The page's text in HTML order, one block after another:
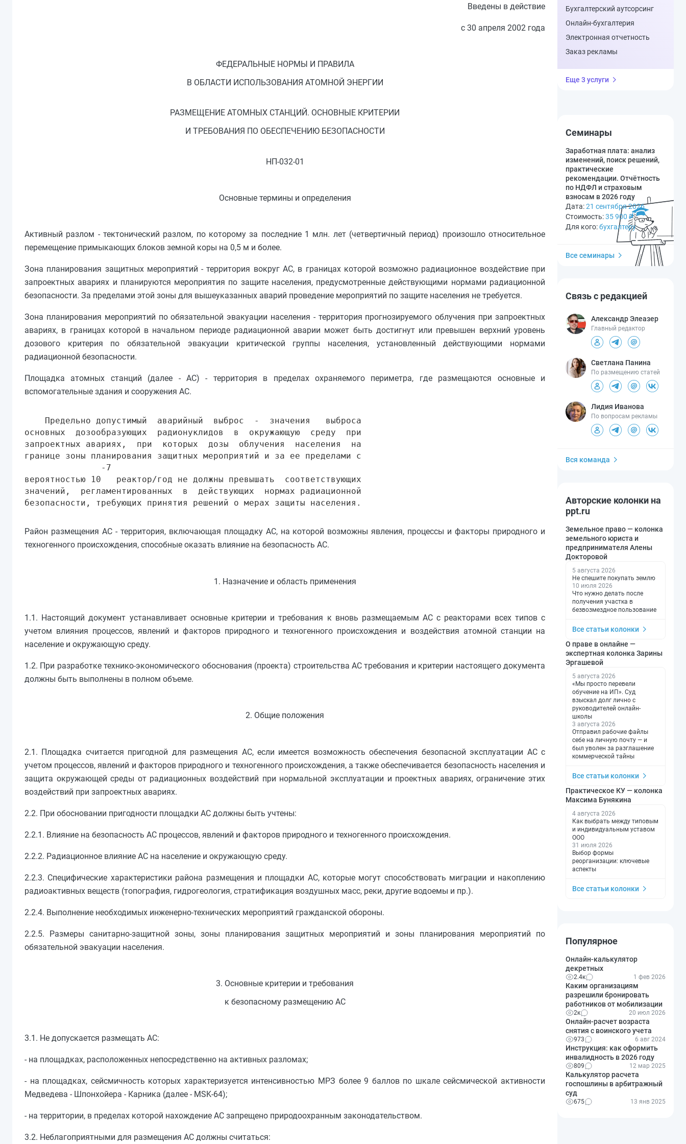
Введены в действие
с 30 апреля 2002 года
ФЕДЕРАЛЬНЫЕ НОРМЫ И ПРАВИЛА
В ОБЛАСТИ ИСПОЛЬЗОВАНИЯ АТОМНОЙ ЭНЕРГИИ
РАЗМЕЩЕНИЕ АТОМНЫХ СТАНЦИЙ. ОСНОВНЫЕ КРИТЕРИИ
И ТРЕБОВАНИЯ ПО ОБЕСПЕЧЕНИЮ БЕЗОПАСНОСТИ
НП-032-01
Основные термины и определения
Активный разлом - тектонический разлом, по которому за последние 1 млн. лет (четвертичный период) произошло относительное
перемещение примыкающих блоков земной коры на 0,5 м и более.
Зона планирования защитных мероприятий - территория вокруг АС, в границах которой возможно радиационное воздействие при
запроектных авариях и планируются мероприятия по защите населения, предусмотренные действующими нормами радиационной
безопасности. За пределами этой зоны для вышеуказанных аварий проведение мероприятий по защите населения не требуется.
Зона планирования мероприятий по обязательной эвакуации населения - территория прогнозируемого облучения при запроектных
авариях, в границах которой в начальном периоде радиационной аварии может быть достигнут или превышен верхний уровень
дозового критерия по обязательной эвакуации критической группы населения, установленный действующими нормами
радиационной безопасности.
Площадка атомных станций (далее - АС) - территория в пределах охраняемого периметра, где размещаются основные и
вспомогательные здания и сооружения АС.
    Предельно допустимый  аварийный  выброс  -  значения   выброса
основных  дозообразующих  радионуклидов  в  окружающую  среду  при
запроектных авариях,  при  которых  дозы  облучения  населения  на
границе зоны планирования защитных мероприятий и за ее пределами с
               -7
вероятностью 10   реактор/год не должны превышать  соответствующих
значений,  регламентированных  в  действующих  нормах радиационной
Район размещения АС - территория, включающая площадку АС, на которой возможны явления, процессы и факторы природного и
техногенного происхождения, способные оказать влияние на безопасность АС.
1. Назначение и область применения
1.1. Настоящий документ устанавливает основные критерии и требования к вновь размещаемым АС с реакторами всех типов с
учетом влияния процессов, явлений и факторов природного и техногенного происхождения и воздействия атомной станции на
население и окружающую среду.
1.2. При разработке технико-экономического обоснования (проекта) строительства АС требования и критерии настоящего документа
должны быть выполнены в полном объеме.
2. Общие положения
2.1. Площадка считается пригодной для размещения АС, если имеется возможность обеспечения безопасной эксплуатации АС с
учетом процессов, явлений и факторов природного и техногенного происхождения, а также обеспечивается безопасность населения и
защита окружающей среды от радиационных воздействий при нормальной эксплуатации и проектных авариях, ограничение этих
воздействий при запроектных авариях.
2.2. При обосновании пригодности площадки АС должны быть учтены:
2.2.1. Влияние на безопасность АС процессов, явлений и факторов природного и техногенного происхождения.
2.2.2. Радиационное влияние АС на население и окружающую среду.
2.2.3. Специфические характеристики района размещения и площадки АС, которые могут способствовать миграции и накоплению
радиоактивных веществ (топография, гидрогеология, стратификация воздушных масс, реки, другие водоемы и пр.).
2.2.4. Выполнение необходимых инженерно-технических мероприятий гражданской обороны.
2.2.5. Размеры санитарно-защитной зоны, зоны планирования защитных мероприятий и зоны планирования мероприятий по
обязательной эвакуации населения.
3. Основные критерии и требования
к безопасному размещению АС
3.1. Не допускается размещать АС:
- на площадках, расположенных непосредственно на активных разломах;
- на площадках, сейсмичность которых характеризуется интенсивностью МРЗ более 9 баллов по шкале сейсмической активности
Медведева - Шпонхойера - Карника (далее - MSK-64);
- на территории, в пределах которой нахождение АС запрещено природоохранным законодательством.
3.2. Неблагоприятными для размещения АС должны считаться:
Бухгалтерский аутсорсинг
Онлайн-бухгалтерия
Электронная отчетность
Заказ рекламы
Еще 3 услуги
Семинары
Заработная плата: анализ
изменений, поиск решений,
практические
рекомендации. Отчётность
по НДФЛ и страховым
взносам в 2026 году
Дата:21 сентября 2026
Стоимость:35 900 ₽
Для кого:бухгалтеру
Все семинары
Связь с редакцией
Александр Элеазер
Главный редактор
Светлана Панина
По размещению статей
Лидия Иванова
По вопросам рекламы
Вся команда
Авторские колонки на
ppt.ru
Земельное право — колонка
земельного юриста и
предпринимателя Алены
Докторовой
5 августа 2026
Не спешите покупать землю
10 июля 2026
Что нужно делать после
получения участка в
безвозмездное пользование
Все статьи колонки
О праве в онлайне —
экспертная колонка Зарины
Эргашевой
5 августа 2026
«Мы просто перевели
обучение на ИП». Суд
взыскал долг лично с
руководителей онлайн-
школы
3 августа 2026
Отправил рабочие файлы
себе на личную почту — и
был уволен за разглашение
коммерческой тайны
Все статьи колонки
Практическое КУ — колонка
Максима Бунякина
4 августа 2026
Как выбрать между типовым
и индивидуальным уставом
ООО
31 июля 2026
Выбор формы
реорганизации: ключевые
аспекты
Все статьи колонки
Популярное
Онлайн-калькулятор
декретных
2.4к 1 фев 2026
Каким организациям
разрешили бронировать
работников от мобилизации
2к 20 июл 2026
Онлайн-расчет возраста
снятия с воинского учета
973 6 авг 2024
Инструкция: как оформить
инвалидность в 2026 году
809 12 мар 2025
Калькулятор расчета
госпошлины в арбитражный
суд
675 13 янв 2025